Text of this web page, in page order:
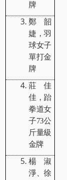
牌
鄭韶
婕，羽
球女子
單打金
牌
莊佳
佳，跆
拳道女
子73公
斤量級
金牌
楊淑
淨、徐